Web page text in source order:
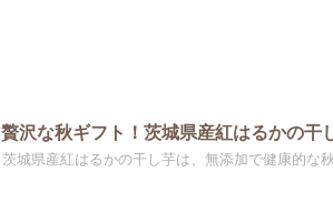
贅沢な秋ギフト！茨城県産紅はるかの干
茨城県産紅はるかの干し芋は、無添加で健康的な